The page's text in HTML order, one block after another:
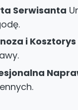
Serwisanta
i Kosztorys